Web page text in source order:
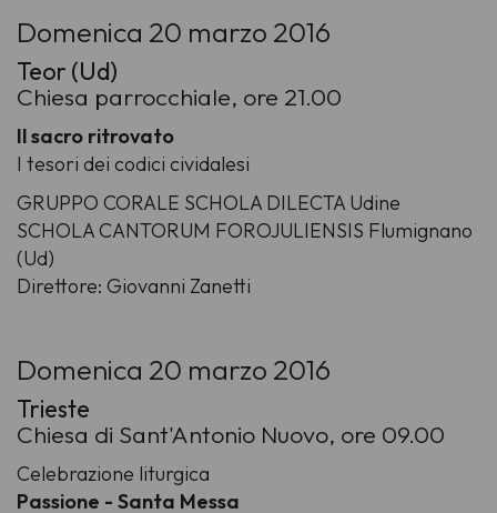
Domenica 20 marzo 2016
Teor (Ud)
Chiesa parrocchiale, ore 21.00
Il sacro ritrovato
I tesori dei codici cividalesi
GRUPPO CORALE SCHOLA DILECTA Udine
SCHOLA CANTORUM FOROJULIENSIS Flumignano
(Ud)
Direttore: Giovanni Zanetti
Domenica 20 marzo 2016
Trieste
Chiesa di Sant'Antonio Nuovo, ore 09.00
Celebrazione liturgica
Passione - Santa Messa